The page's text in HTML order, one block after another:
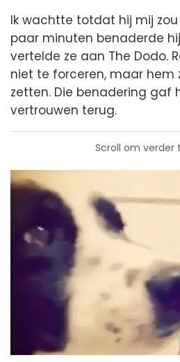
Ik wachtte totdat hij mij
paar minuten benaderde
vertelde ze aan The Dodo.
niet te forceren, maar
zetten. Die benadering gaf
vertrouwen terug.
Scroll om verder